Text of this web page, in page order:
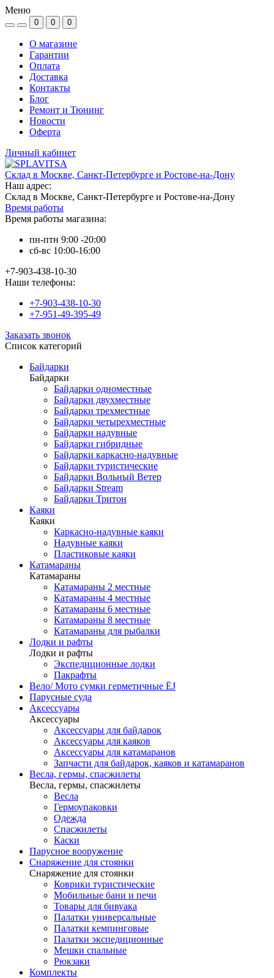
Меню
0 0 0
О магазине
Гарантии
Оплата
Доставка
Контакты
Блог
Ремонт и Тюнинг
Новости
Оферта
Личный кабинет
Склад в Москве, Санкт-Петербурге и Ростове-на-Дону
Наш адрес:
Склад в Москве, Санкт-Петербурге и Ростове-на-Дону
Время работы
Время работы магазина:
пн-птн 9:00 -20:00
сб-вс 10:00-16:00
+7-903-438-10-30
Наши телефоны:
+7-903-438-10-30
+7-951-49-395-49
Заказать звонок
Список категорий
Байдарки
Байдарки
Байдарки одноместные
Байдарки двухместные
Байдарки трехместные
Байдарки четырехместные
Байдарки надувные
Байдарки гибридные
Байдарки каркасно-надувные
Байдарки туристические
Байдарки Вольный Ветер
Байдарки Stream
Байдарки Тритон
Каяки
Каяки
Каркасно-надувные каяки
Надувные каяки
Пластиковые каяки
Катамараны
Катамараны
Катамараны 2 местные
Катамараны 4 местные
Катамараны 6 местные
Катамараны 8 местные
Катамараны для рыбалки
Лодки и рафты
Лодки и рафты
Экспедиционные лодки
Пакрафты
Вело/ Мото сумки герметичные ЁJ
Парусные суда
Аксессуары
Аксессуары
Аксессуары для байдарок
Аксессуары для каяков
Аксессуары для катамаранов
Запчасти для байдарок, каяков и катамаранов
Весла, гермы, спасжилеты
Весла, гермы, спасжилеты
Весла
Гермоупаковки
Одежда
Спасжилеты
Каски
Парусное вооружение
Снаряжение для стоянки
Снаряжение для стоянки
Коврики туристические
Мобильные бани и печи
Товары для бивуака
Палатки универсальные
Палатки кемпинговые
Палатки экспедиционные
Мешки спальные
Рюкзаки
Комплекты